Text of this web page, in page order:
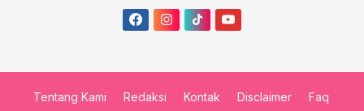
Tentang Kami Redaksi Kontak Disclaimer Faq